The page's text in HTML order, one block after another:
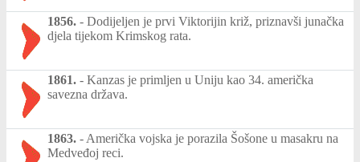
1856. - Dodijeljen je prvi Viktorijin križ, priznavši junačka
djela tijekom Krimskog rata.
1861. - Kanzas je primljen u Uniju kao 34. američka
savezna država.
1863. - Američka vojska je porazila Šošone u masakru na
Medveđoj reci.